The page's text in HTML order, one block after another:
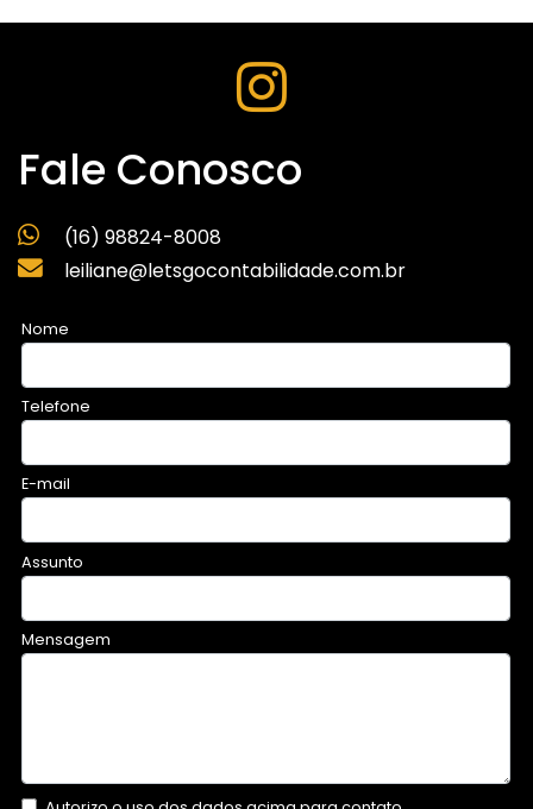
Fale Conosco
(16) 98824-8008
leiliane@letsgocontabilidade.com.br
Nome
Telefone
E-mail
Assunto
Mensagem